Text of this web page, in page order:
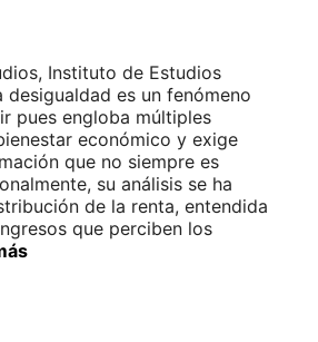
Instituto de Estudios
desigualdad es un fenómeno
pues engloba múltiples
económico y exige
que no siempre es
su análisis se ha
de la renta, entendida
que perciben los